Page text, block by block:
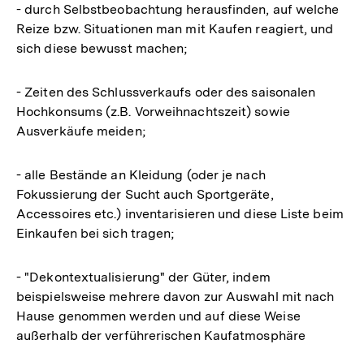
- durch Selbstbeobachtung herausfinden, auf welche
Reize bzw. Situationen man mit Kaufen reagiert, und
sich diese bewusst machen;
- Zeiten des Schlussverkaufs oder des saisonalen
Hochkonsums (z.B. Vorweihnachtszeit) sowie
Ausverkäufe meiden;
- alle Bestände an Kleidung (oder je nach
Fokussierung der Sucht auch Sportgeräte,
Accessoires etc.) inventarisieren und diese Liste beim
Einkaufen bei sich tragen;
- "Dekontextualisierung" der Güter, indem
beispielsweise mehrere davon zur Auswahl mit nach
Hause genommen werden und auf diese Weise
außerhalb der verführerischen Kaufatmosphäre